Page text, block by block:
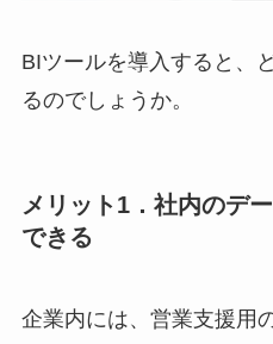
BIツールを導入すると、
るのでしょうか。
メリット1．社内のデ
できる
企業内には、営業支援用